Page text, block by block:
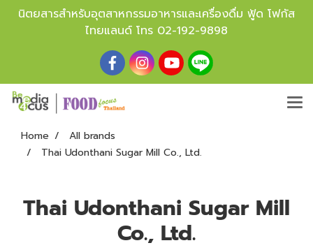
นิตยสารสำหรับอุตสาหกรรมอาหารและเครื่องดื่ม ฟู้ด โฟกัส
ไทยแลนด์ โทร 02-192-9898
Home
All brands
Thai Udonthani Sugar Mill Co., Ltd.
Thai Udonthani Sugar Mill
Co., Ltd.